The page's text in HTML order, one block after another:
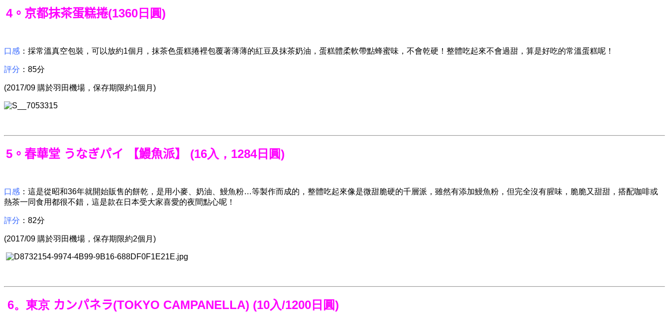
4。京都抹茶蛋糕捲(1360日圓)
口感 ：採常溫真空包裝，可以放約1個月，抹茶色蛋糕捲裡包覆著薄薄的紅豆及抹茶奶油，蛋糕體柔軟帶點蜂蜜味，不會乾硬！整體吃起來不會過甜，算是好吃的常溫蛋糕呢！
評分 ：85分
(2017/09 購於羽田機場，保存期限約1個月)
5。春華堂 うなぎパイ 【鰻魚派】 (16入，1284日圓)
口感 ：這是從昭和36年就開始販售的餅乾，是用小麥、奶油、鰻魚粉…等製作而成的，整體吃起來像是微甜脆硬的千層派，雖然有添加鰻魚粉，但完全沒有腥味，脆脆又甜甜，搭配咖啡或
熱茶一同食用都很不錯，這是款在日本受大家喜愛的夜間點心呢！
評分 ：82分
(2017/09 購於羽田機場，保存期限約2個月)
6。東京 カンパネラ(TOKYO CAMPANELLA) (10入/1200日圓)